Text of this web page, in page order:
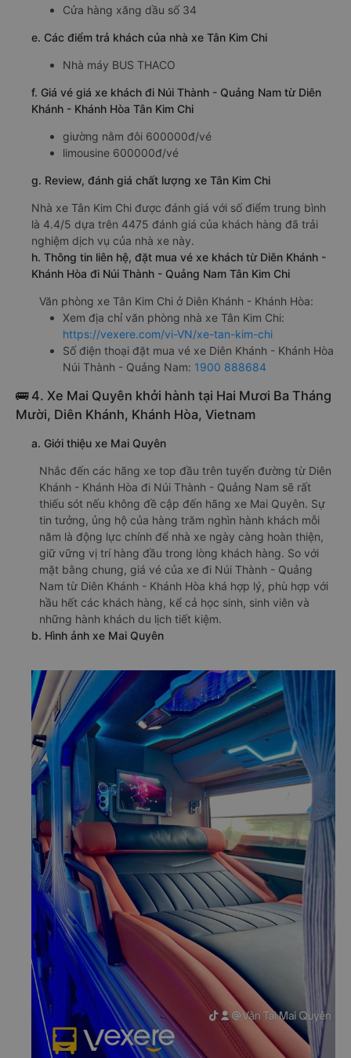
Cửa hàng xăng dầu số 34
e. Các điểm trả khách của nhà xe Tân Kim Chi
Nhà máy BUS THACO
f. Giá vé giá xe khách đi Núi Thành - Quảng Nam từ Diên
Khánh - Khánh Hòa Tân Kim Chi
giường nằm đôi 600000đ/vé
limousine 600000đ/vé
g. Review, đánh giá chất lượng xe Tân Kim Chi
Nhà xe Tân Kim Chi được đánh giá với số điểm trung bình
là 4.4/5 dựa trên 4475 đánh giá của khách hàng đã trải
nghiệm dịch vụ của nhà xe này.
h. Thông tin liên hệ, đặt mua vé xe khách từ Diên Khánh -
Khánh Hòa đi Núi Thành - Quảng Nam Tân Kim Chi
Văn phòng xe Tân Kim Chi ở Diên Khánh - Khánh Hòa:
Xem địa chỉ văn phòng nhà xe Tân Kim Chi:
https://vexere.com/vi-VN/xe-tan-kim-chi
Số điện thoại đặt mua vé xe Diên Khánh - Khánh Hòa
Núi Thành - Quảng Nam: 1900 888684
🚌 4. Xe Mai Quyên khởi hành tại Hai Mươi Ba Tháng
Mười, Diên Khánh, Khánh Hòa, Vietnam
a. Giới thiệu xe Mai Quyên
Nhắc đến các hãng xe top đầu trên tuyến đường từ Diên
Khánh - Khánh Hòa đi Núi Thành - Quảng Nam sẽ rất
thiếu sót nếu không đề cập đến hãng xe Mai Quyên. Sự
tin tưởng, ủng hộ của hàng trăm nghìn hành khách mỗi
năm là động lực chính để nhà xe ngày càng hoàn thiện,
giữ vững vị trí hàng đầu trong lòng khách hàng. So với
mặt bằng chung, giá vé của xe đi Núi Thành - Quảng
Nam từ Diên Khánh - Khánh Hòa khá hợp lý, phù hợp với
hầu hết các khách hàng, kể cả học sinh, sinh viên và
những hành khách du lịch tiết kiệm.
b. Hình ảnh xe Mai Quyên